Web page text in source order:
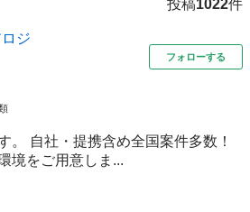
投稿1022件
ジ
フォローする
。 自社・提携含め全国案件多数！
境をご用意しま...